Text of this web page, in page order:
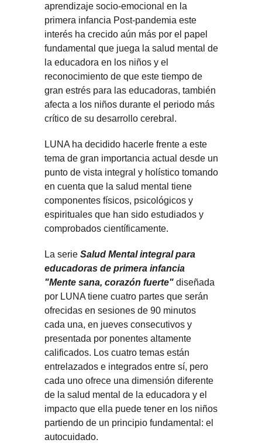
aprendizaje socio-emocional en la
primera infancia Post-pandemia este
interés ha crecido aún más por el papel
fundamental que juega la salud mental de
la educadora en los niños y el
reconocimiento de que este tiempo de
gran estrés para las educadoras, también
afecta a los niños durante el periodo más
crítico de su desarrollo cerebral.
LUNA ha decidido hacerle frente a este
tema de gran importancia actual desde un
punto de vista integral y holístico tomando
en cuenta que la salud mental tiene
componentes físicos, psicológicos y
espirituales que han sido estudiados y
comprobados científicamente.
La serie Salud Mental integral para
educadoras de primera infancia
"Mente sana, corazón fuerte" diseñada
por LUNA tiene cuatro partes que serán
ofrecidas en sesiones de 90 minutos
cada una, en jueves consecutivos y
presentada por ponentes altamente
calificados. Los cuatro temas están
entrelazados e integrados entre sí, pero
cada uno ofrece una dimensión diferente
de la salud mental de la educadora y el
impacto que ella puede tener en los niños
partiendo de un principio fundamental: el
autocuidado.